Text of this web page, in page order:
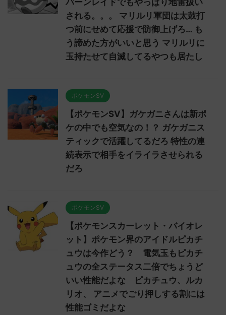
される。。。 マリルリ軍団は太鼓打
つ前にせめて応援で防御上げろ… も
う諦めた方がいいと思う マリルリに
玉持たせて自滅してるやつも居たし
ポケモンSV
【ポケモンSV】ガケガニさんは新ポ
ケの中でも空気なの！？ ガケガニス
ティックで活躍してるだろ 特性の連
続表示で相手をイライラさせられる
だろ
ポケモンSV
【ポケモンスカーレット・バイオレ
ット】ポケモン界のアイドルピカチ
ュウは今作どう？ 電気玉もピカチ
ュウの全ステータス二倍でちょうど
いい性能だよな ピカチュウ、ルカ
リオ、 アニメでごり押しする割には
性能ゴミだよな